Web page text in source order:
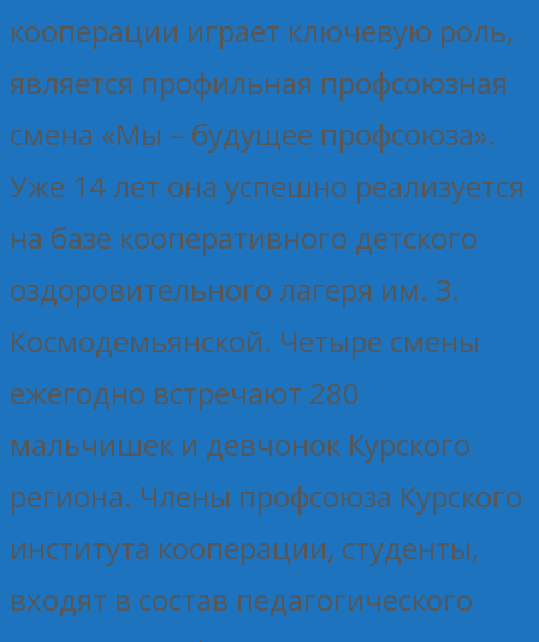
кооперации играет ключевую роль,
является профильная профсоюзная
смена «Мы – будущее профсоюза».
Уже 14 лет она успешно реализуется
на базе кооперативного детского
оздоровительного лагеря им. З.
Космодемьянской. Четыре смены
ежегодно встречают 280
мальчишек и девчонок Курского
региона. Члены профсоюза Курского
института кооперации, студенты,
входят в состав педагогического